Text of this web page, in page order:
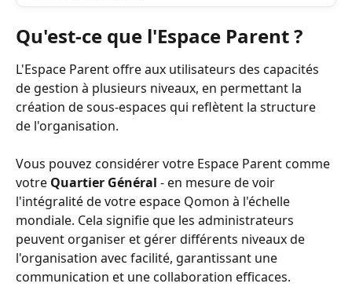
Qu'est-ce que l'Espace Parent ?
L'Espace Parent offre aux utilisateurs des capacités
de gestion à plusieurs niveaux, en permettant la
création de sous-espaces qui reflètent la structure
de l'organisation.
Vous pouvez considérer votre Espace Parent comme
votre Quartier Général - en mesure de voir
l'intégralité de votre espace Qomon à l'échelle
mondiale. Cela signifie que les administrateurs
peuvent organiser et gérer différents niveaux de
l'organisation avec facilité, garantissant une
communication et une collaboration efficaces.